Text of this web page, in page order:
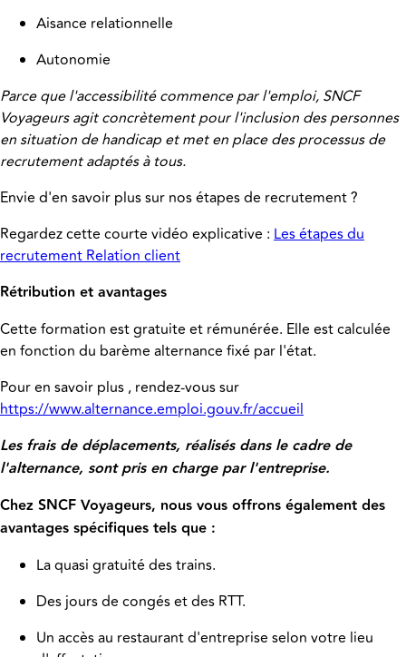
Aisance relationnelle
Autonomie
Parce que l'accessibilité commence par l'emploi, SNCF
Voyageurs agit concrètement pour l'inclusion des personnes
en situation de handicap et met en place des processus de
recrutement adaptés à tous.
Envie d'en savoir plus sur nos étapes de recrutement ?
Regardez cette courte vidéo explicative : Les étapes du
recrutement Relation client
Rétribution et avantages
Cette formation est gratuite et rémunérée. Elle est calculée
en fonction du barème alternance fixé par l'état.
Pour en savoir plus , rendez-vous sur
https://www.alternance.emploi.gouv.fr/accueil
Les frais de déplacements, réalisés dans le cadre de
l'alternance, sont pris en charge par l'entreprise.
Chez SNCF Voyageurs, nous vous offrons également des
avantages spécifiques tels que :
La quasi gratuité des trains.
Des jours de congés et des RTT.
Un accès au restaurant d'entreprise selon votre lieu